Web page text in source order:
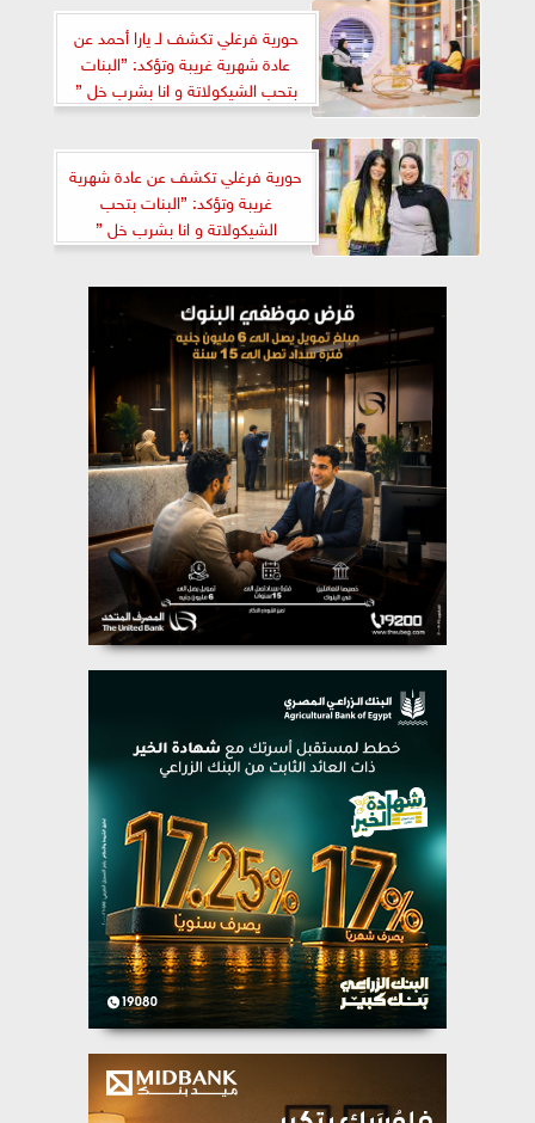
حورية فرغلي تكشف لـ يارا أحمد عن
عادة شهرية غريبة وتؤكد: ”البنات
بتحب الشيكولاتة و انا بشرب خل ”
حورية فرغلي تكشف عن عادة شهرية
غريبة وتؤكد: ”البنات بتحب
الشيكولاتة و انا بشرب خل ”